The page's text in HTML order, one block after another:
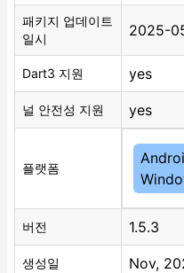
패키지 업데이트
일시
2025-
Dart3 지원 yes
널 안전성 지원 yes
플랫폼
버전 1.5.3
생성일 Nov,